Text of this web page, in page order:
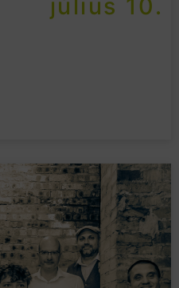
július 10.